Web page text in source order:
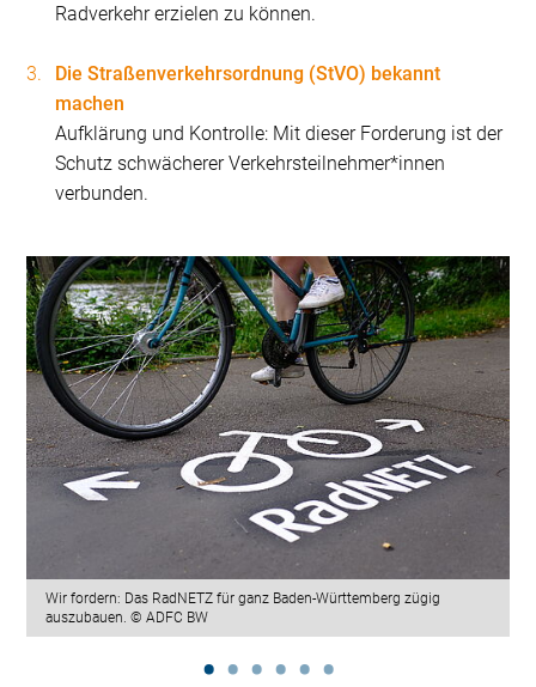
Radverkehr erzielen zu können.
Die Straßenverkehrsordnung (StVO) bekannt
machen
Aufklärung und Kontrolle: Mit dieser Forderung ist der
Schutz schwächerer Verkehrsteilnehmer*innen
verbunden.
Wir fordern: Das RadNETZ für ganz Baden-Württemberg zügig
auszubauen. © ADFC BW